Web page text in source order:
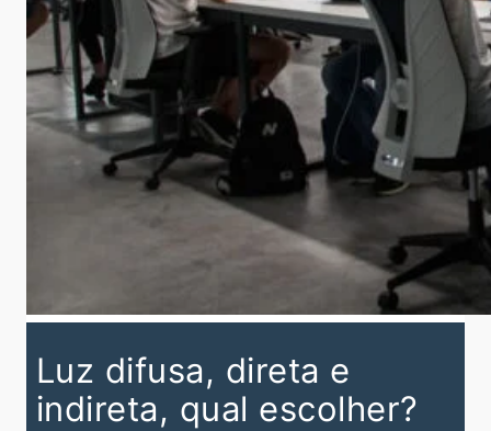
Luz difusa, direta e
indireta, qual escolher?